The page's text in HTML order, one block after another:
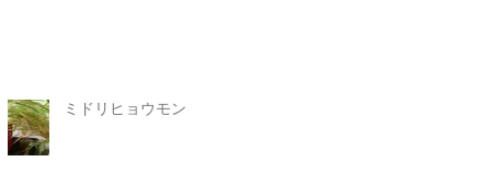
ミドリヒョウモン